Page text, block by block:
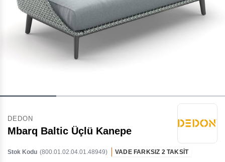
DEDON
Mbarq Baltic Üçlü Kanepe
Stok Kodu (800.01.02.04.01.48949) VADE FARKSIZ 2 TAKSİT